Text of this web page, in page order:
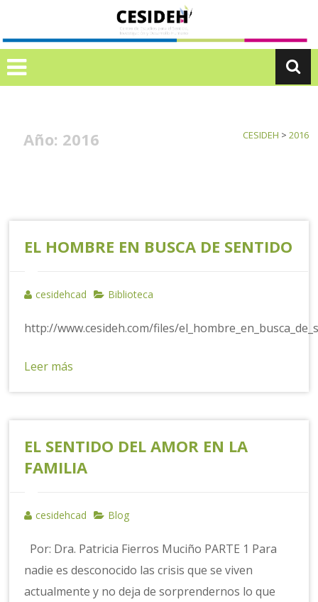
contenido
E
D
H
Año: 2016 CESIDEH > 2016
EL HOMBRE EN BUSCA DE SENTIDO
cesidehcad Biblioteca
http://www.cesideh.com/files/
Leer más
EL SENTIDO DEL AMOR EN LA
FAMILIA
cesidehcad Blog
Por: Dra. Patricia Fierros Muciño PARTE 1 Para
nadie es desconocido las crisis que se viven
actualmente y no deja de sorprendernos lo que